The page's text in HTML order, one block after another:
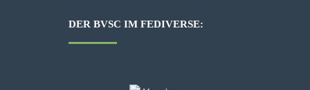
DER BVSC IM FEDIVERSE: